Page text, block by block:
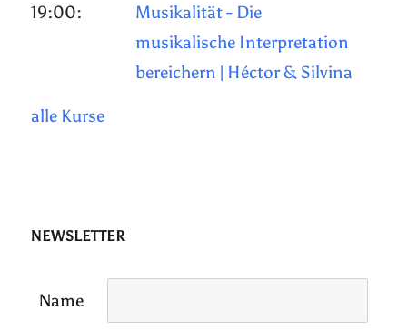
19:00:
Musikalität - Die
musikalische Interpretation
bereichern | Héctor & Silvina
alle Kurse
NEWSLETTER
Name